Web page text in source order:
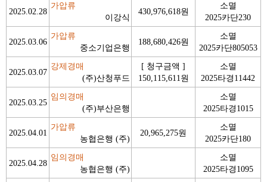
2025.02.28
가압류
이강식
430,976,618원
소멸
2025카단230
2025.03.06
가압류
중소기업은행
188,680,426원
소멸
2025카단805053
2025.03.07
강제경매
(주)산청푸드
[ 청구금액 ]
150,115,611원
소멸
2025타경11442
2025.03.25
임의경매
(주)부산은행
소멸
2025타경1015
2025.04.01
가압류
농협은행 (주)
20,965,275원
소멸
2025카단180
2025.04.28
임의경매
농협은행 (주)
소멸
2025타경1095